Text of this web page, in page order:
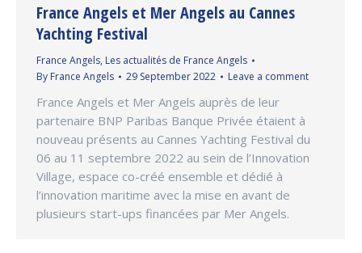
France Angels et Mer Angels au Cannes
Yachting Festival
France Angels, Les actualités de France Angels
By France Angels 29 September 2022 Leave a comment
France Angels et Mer Angels auprès de leur
partenaire BNP Paribas Banque Privée étaient à
nouveau présents au Cannes Yachting Festival du
06 au 11 septembre 2022 au sein de l’Innovation
Village, espace co-créé ensemble et dédié à
l’innovation maritime avec la mise en avant de
plusieurs start-ups financées par Mer Angels.